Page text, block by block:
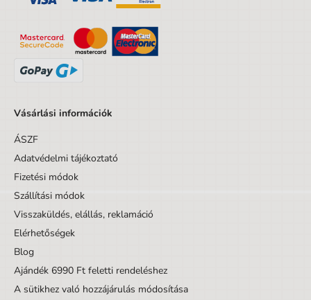
Vásárlási információk
ÁSZF
Adatvédelmi tájékoztató
Fizetési módok
Szállítási módok
Visszaküldés, elállás, reklamáció
Elérhetőségek
Blog
Ajándék 6990 Ft feletti rendeléshez
A sütikhez való hozzájárulás módosítása